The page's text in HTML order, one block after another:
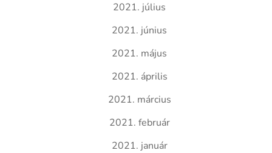
2021. július
2021. június
2021. május
2021. április
2021. március
2021. február
2021. január